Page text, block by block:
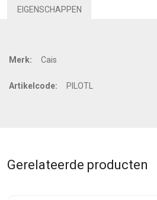
EIGENSCHAPPEN
Merk: Cais
Artikelcode: PILOTL
Gerelateerde producten